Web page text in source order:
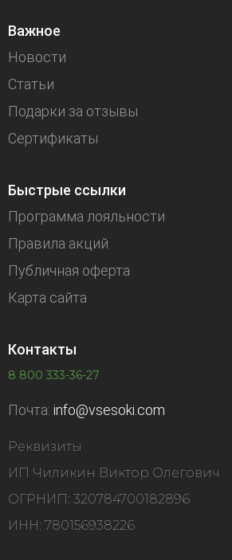
Важное
Новости
Статьи
Подарки за отзывы
Сертификаты
Быстрые ссылки
Программа лояльности
Правила акций
Публичная оферта
Карта сайта
Контакты
8 800 333-36-27
Почта: info@vsesoki.com
Реквизиты
ИП Чиликин Виктор Олегович
ОГРНИП: 320784700182896
ИНН: 780156938226